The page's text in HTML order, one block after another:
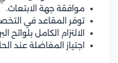
موافقة جهة الابتعاث.
توفر المقاعد في
الالتزام الكامل بلوائح
اجتياز المفاضلة عند